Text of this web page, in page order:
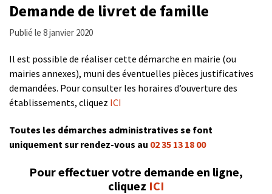
Demande de livret de famille
Publié le 8 janvier 2020
Il est possible de réaliser cette démarche en mairie (ou
mairies annexes), muni des éventuelles pièces justificatives
demandées. Pour consulter les horaires d’ouverture des
établissements, cliquez ICI
Toutes les démarches administratives se font
uniquement sur rendez-vous au 02 35 13 18 00
Pour effectuer votre demande en ligne,
cliquez ICI